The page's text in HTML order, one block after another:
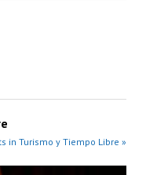
in Turismo y Tiempo Libre »